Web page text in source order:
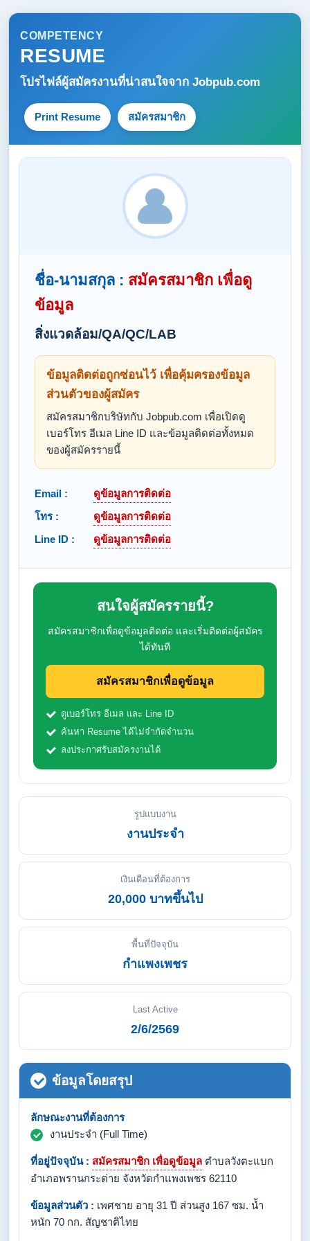
COMPETENCY
RESUME
โปรไฟล์ผู้สมัครงานที่น่าสนใจจาก Jobpub.com
Print Resume สมัครสมาชิก
ชื่อ-นามสกุล : สมัครสมาชิก เพื่อดู
ข้อมูล
สิ่งแวดล้อม/QA/QC/LAB
ข้อมูลติดต่อถูกซ่อนไว้ เพื่อคุ้มครองข้อมูล
ส่วนตัวของผู้สมัคร
สมัครสมาชิกบริษัทกับ Jobpub.com เพื่อเปิดดู
เบอร์โทร อีเมล Line ID และข้อมูลติดต่อทั้งหมด
ของผู้สมัครรายนี้
Email :
ดูข้อมูลการติดต่อ
โทร :
ดูข้อมูลการติดต่อ
Line ID :
ดูข้อมูลการติดต่อ
สนใจผู้สมัครรายนี้?
สมัครสมาชิกเพื่อดูข้อมูลติดต่อ และเริ่มติดต่อผู้สมัคร
ได้ทันที
สมัครสมาชิกเพื่อดูข้อมูล
ดูเบอร์โทร อีเมล และ Line ID
ค้นหา Resume ได้ไม่จำกัดจำนวน
ลงประกาศรับสมัครงานได้
รูปแบบงาน
งานประจำ
เงินเดือนที่ต้องการ
20,000 บาทขึ้นไป
พื้นที่ปัจจุบัน
กำแพงเพชร
Last Active
2/6/2569
ข้อมูลโดยสรุป
ลักษณะงานที่ต้องการ
งานประจำ (Full Time)
ที่อยู่ปัจจุบัน : สมัครสมาชิก เพื่อดูข้อมูล ตำบลวังตะแบก
อำเภอพรานกระต่าย จังหวัดกำแพงเพชร 62110
ข้อมูลส่วนตัว : เพศชาย อายุ 31 ปี ส่วนสูง 167 ซม. น้ำ
หนัก 70 กก. สัญชาติไทย